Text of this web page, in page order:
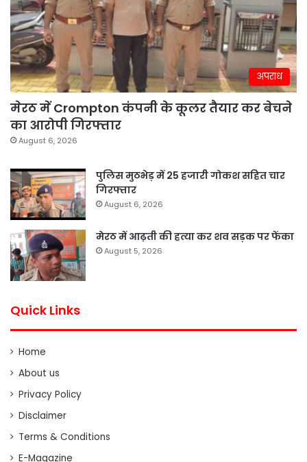
अपराध
मेरठ में Crompton कंपनी के कूलर तैयार कर बेचने
का आरोपी गिरफ्तार
August 6, 2026
पुलिस मुठभेड़ में 25 हजारी गोकश सहित चार
गिरफ्तार
August 6, 2026
मेरठ में आढ़ती की हत्या कर शव सड़क पर फेंका
August 5, 2026
Quick Links
Home
About us
Privacy Policy
Disclaimer
Terms & Conditions
E-Magazine